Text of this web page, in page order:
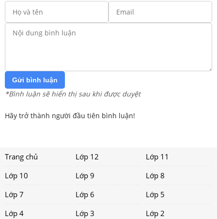
Gửi bình luận
*Bình luận sẽ hiển thị sau khi được duyệt
Hãy trở thành người đầu tiên bình luận!
Trang chủ Lớp 12
Lớp 11
Lớp 10
Lớp 9
Lớp 8
Lớp 7
Lớp 6
Lớp 5
Lớp 4
Lớp 3
Lớp 2